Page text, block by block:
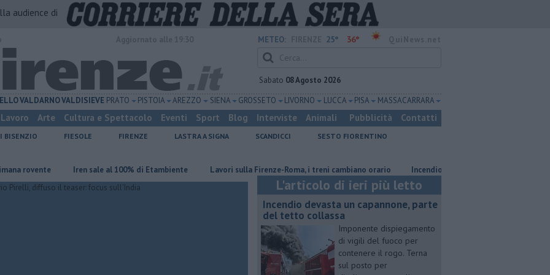
audience di
METEO: 25° 36°
Sabato 08 Agosto 2026
VALDARNOVALDISIEVE PRATO PISTOIA AREZZO SIENA GROSSETO LIVORNO LUCCA PISA MASSA CARRARA
Lavoro Arte Cultura e Spettacolo Eventi Sport Blog Interviste Animali Pubblicità Contatti
BISENZIO FIESOLE FIRENZE LASTRA A SIGNA SCANDICCI SESTO FIORENTINO
Iren sale al 100% di Etambiente Lavori sulla Firenze-Roma, i treni cambiano orario Incendio devasta un capannone, parte del
L'articolo di ieri più letto
Incendio devasta un capannone, parte
del tetto collassa
Imponente dispiegamento
di vigili del fuoco per
contenere il rogo. Terna
sul posto per